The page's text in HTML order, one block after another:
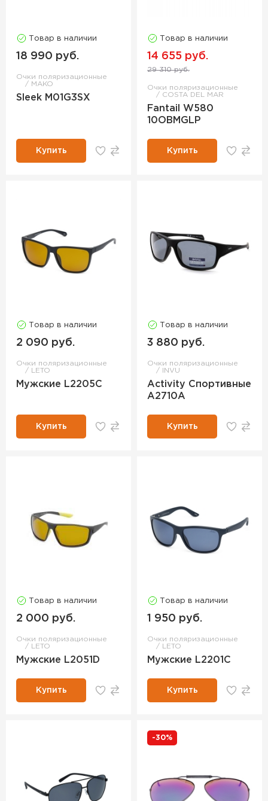
Товар в наличии
18 990 руб.
Очки поляризационные
MAKO
Sleek M01G3SX
Купить
Товар в наличии
14 655 руб.
29 310 руб.
Очки поляризационные
COSTA DEL MAR
Fantail W580
10OBMGLP
Купить
Товар в наличии
2 090 руб.
Очки поляризационные
LETO
Мужские L2205C
Купить
Товар в наличии
3 880 руб.
Очки поляризационные
INVU
Activity Спортивные
A2710A
Купить
Товар в наличии
2 000 руб.
Очки поляризационные
LETO
Мужские L2051D
Купить
Товар в наличии
1 950 руб.
Очки поляризационные
LETO
Мужские L2201C
Купить
-30%